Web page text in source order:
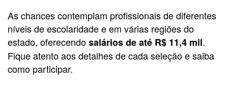
As chances contemplam profissionais de diferentes
níveis de escolaridade e em várias regiões do
estado, oferecendosalários de até R$ 11,4 mil.
Fique atento aos detalhes de cada seleção e saiba
como participar.